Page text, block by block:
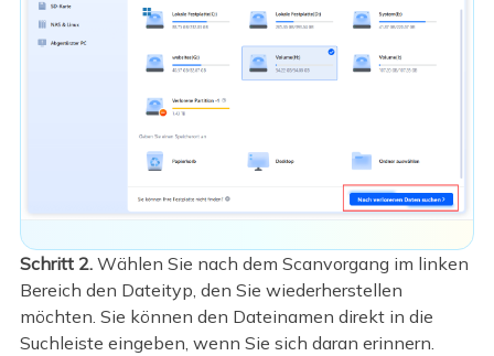
Schritt 2.Wählen Sie nach dem Scanvorgang im linken
Bereich den Dateityp, den Sie wiederherstellen
möchten. Sie können den Dateinamen direkt in die
Suchleiste eingeben, wenn Sie sich daran erinnern.